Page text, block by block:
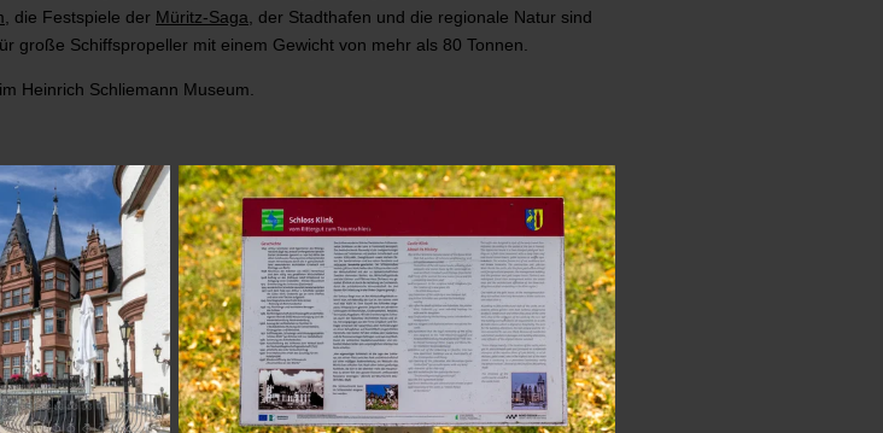
, die Festspiele der Müritz-Saga , der Stadthafen und die regionale Natur sind
große Schiffspropeller mit einem Gewicht von mehr als 80 Tonnen.
Heinrich Schliemann Museum.